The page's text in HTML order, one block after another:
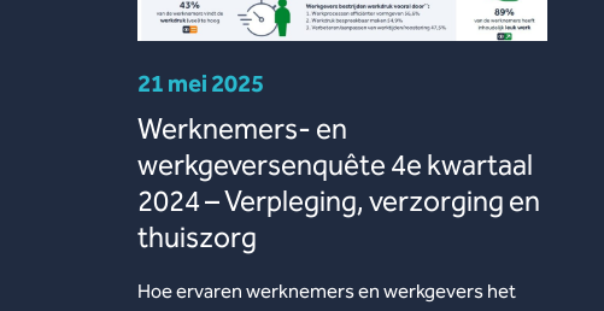
21 mei 2025
Werknemers- en
werkgeversenquête 4e kwartaal
2024 – Verpleging, verzorging en
thuiszorg
Hoe ervaren werknemers en werkgevers het